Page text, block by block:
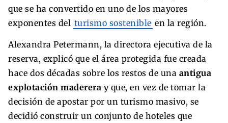
que se ha convertido en uno de los mayores
exponentes del turismo sostenible en la región.
Alexandra Petermann, la directora ejecutiva de la
reserva, explicó que el área protegida fue creada
hace dos décadas sobre los restos de una antigua
explotación maderera y que, en vez de tomar la
decisión de apostar por un turismo masivo, se
decidió construir un conjunto de hoteles que